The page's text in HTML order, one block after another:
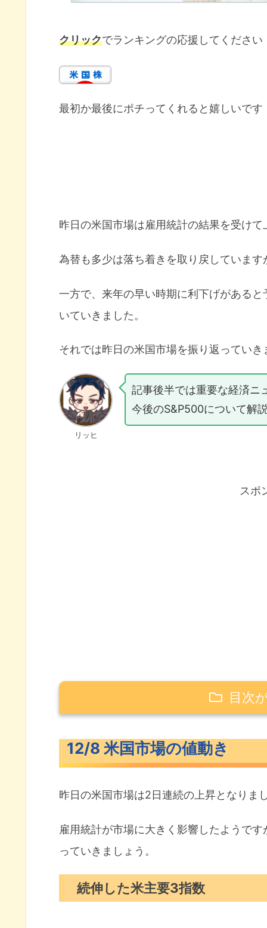
クリックでランキングの応援してください
最初か最後にポチってくれると嬉しいです
昨日の米国市場は雇用統計の結果を受けて
為替も多少は落ち着きを取り戻していま
一方で、来年の早い時期に利下げがある
いていきました。
それでは昨日の米国市場を振り返っていき
リッヒ
記事後半では重要な経済ニ
今後のS&P500について解
スポ
目次
続伸した米主要3指数
S&P500ヒートマップ
セクター別パフォーマンス
S&P500チャート分析
米国市場のトピックス
強い雇用統計に利下げ観測遠の
12/8 米国市場の値動き
昨日の米国市場は2日連続の上昇となりま
雇用統計が市場に大きく影響したようで
っていきましょう。
続伸した米主要3指数